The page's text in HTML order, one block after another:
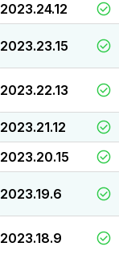
2023.24.12
2023.23.15
2023.22.13
2023.21.12
2023.20.15
2023.19.6
2023.18.9